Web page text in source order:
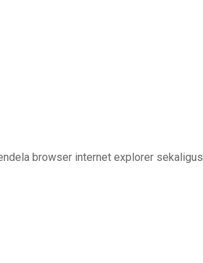
browser internet explorer sekaligus